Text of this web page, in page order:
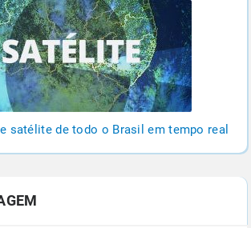
satélite de todo o Brasil em tempo real